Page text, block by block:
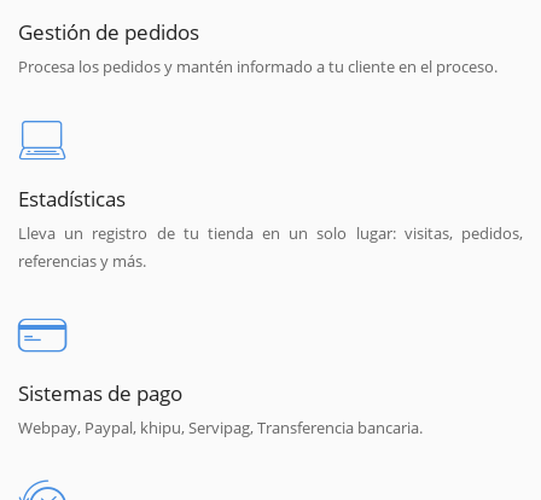
Gestión de pedidos
Procesa los pedidos y mantén informado a tu cliente en el proceso.
Estadísticas
Lleva un registro de tu tienda en un solo lugar: visitas, pedidos,
referencias y más.
Sistemas de pago
Webpay, Paypal, khipu, Servipag, Transferencia bancaria.